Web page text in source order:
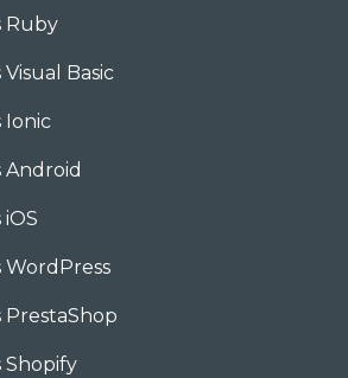
Ruby
Basic
Ionic